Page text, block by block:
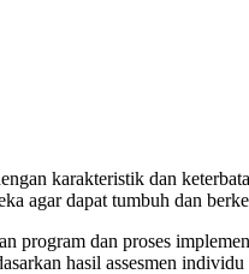
karakteristik dan
agar dapat tumbuh dan
program dan proses
hasil assesmen